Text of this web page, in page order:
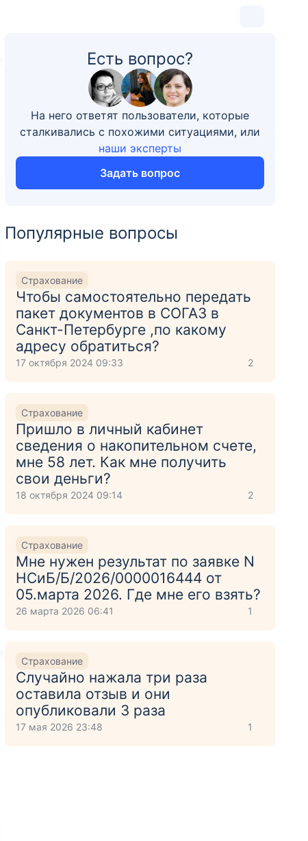
Есть вопрос?
На него ответят пользователи, которые
сталкивались с похожими ситуациями, или
наши эксперты
Задать вопрос
Популярные вопросы
Страхование
Чтобы самостоятельно передать
пакет документов в СОГАЗ в
Санкт-Петербурге ,по какому
адресу обратиться?
17 октября 2024 09:33 2
Страхование
Пришло в личный кабинет
сведения о накопительном счете,
мне 58 лет. Как мне получить
свои деньги?
18 октября 2024 09:14 2
Страхование
Мне нужен результат по заявке N
НСиБ/Б/2026/0000016444 от
05.марта 2026. Где мне его взять?
26 марта 2026 06:41 1
Страхование
Случайно нажала три раза
оставила отзыв и они
опубликовали 3 раза
17 мая 2026 23:48 1